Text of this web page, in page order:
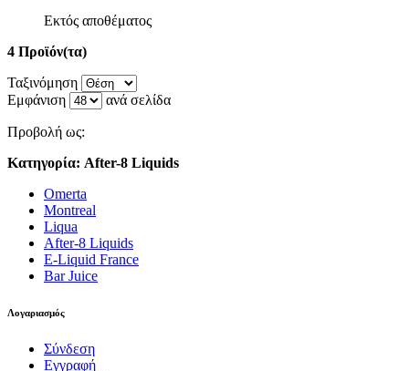
Εκτός αποθέματος
4 Προϊόν(τα)
Ταξινόμηση
Εμφάνιση
ανά σελίδα
Προβολή ως:
Κατηγορία: After-8 Liquids
Omerta
Montreal
Liqua
After-8 Liquids
E-Liquid France
Bar Juice
Λογαριασμός
Σύνδεση
Εγγραφή